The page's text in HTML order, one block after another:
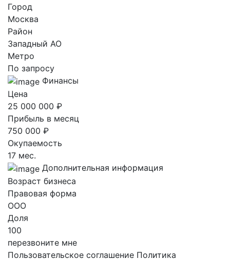
Город
Москва
Район
Западный AO
Метро
По запросу
Финансы
Цена
25 000 000 ₽
Прибыль в месяц
750 000 ₽
Окупаемость
17 мес.
Дополнительная информация
Возраст бизнеса
Правовая форма
ООО
Доля
100
перезвоните мне
Пользовательское соглашение Политика